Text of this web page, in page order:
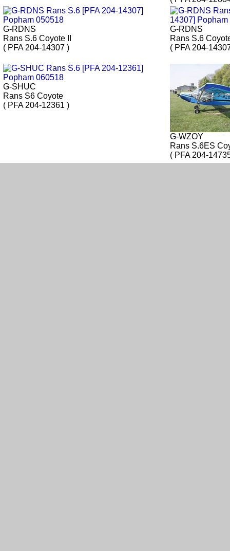
G-RDNS
Rans S.6 Coyote II
( PFA 204-14307 )
G-RDNS
Rans S.6
( PFA 204-
G-SHUC
Rans S6 Coyote
( PFA 204-12361 )
G-WZOY
Rans S.6ES
( PFA 204-